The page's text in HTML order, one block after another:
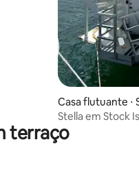
Casa flutuante ⋅
Stella em Stock
terraço